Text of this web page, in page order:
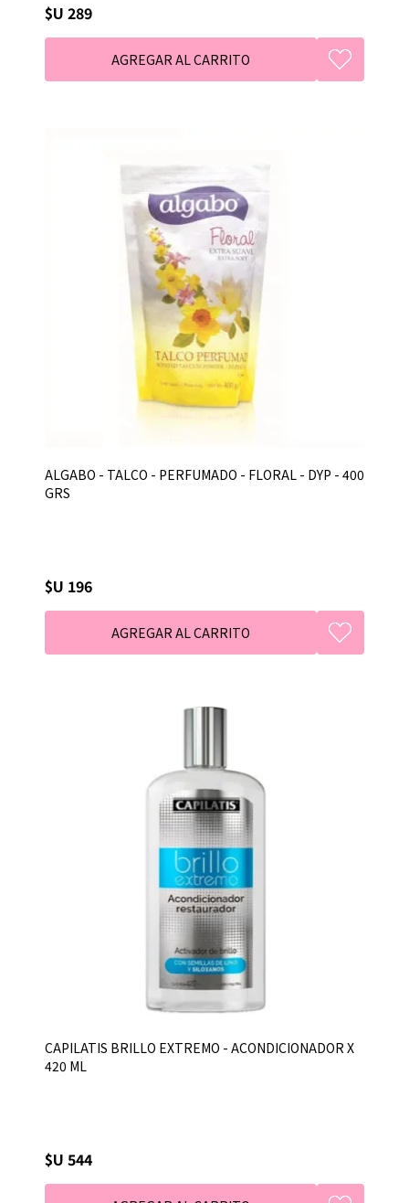
$U 289
ALGABO - TALCO - PERFUMADO - FLORAL - DYP - 400
GRS
$U 196
CAPILATIS BRILLO EXTREMO - ACONDICIONADOR X
420 ML
$U 544